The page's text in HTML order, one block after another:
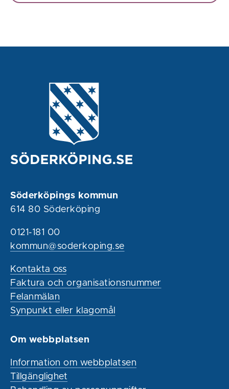
Söderköpings kommun
614 80 Söderköping
0121-181 00
kommun@soderkoping.se
Kontakta oss
Faktura och organisationsnummer
Felanmälan
Synpunkt eller klagomål
Om webbplatsen
Information om webbplatsen
Tillgänglighet